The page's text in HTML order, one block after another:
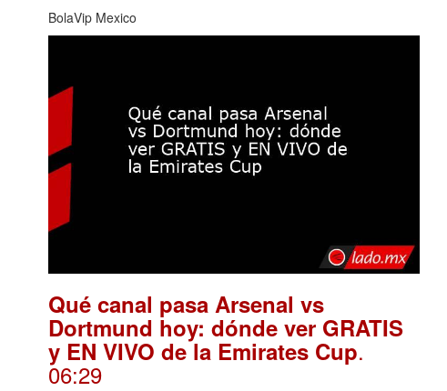
BolaVip Mexico
Qué canal pasa Arsenal vs
Dortmund hoy: dónde ver GRATIS
y EN VIVO de la Emirates Cup.
06:29